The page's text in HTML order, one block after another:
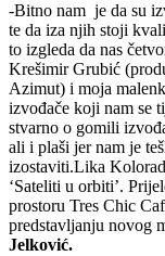
-Bitno nam je da su
te da iza njih stoji
to izgleda da nas
Krešimir Grubić
Azimut) i moja
izvođače koji nam se
stvarno o gomili
ali i plaši jer nam je
izostaviti.Lika
‘Sateliti u orbiti’.
prostoru Tres Chic
predstavljanju novog
Jelković.